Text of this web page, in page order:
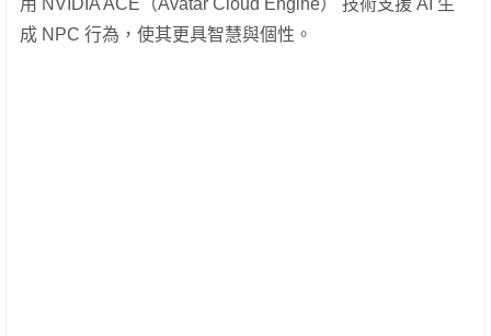
用 NVIDIA ACE（Avatar Cloud Engine） 技術支援 AI 生
成 NPC 行為，使其更具智慧與個性。